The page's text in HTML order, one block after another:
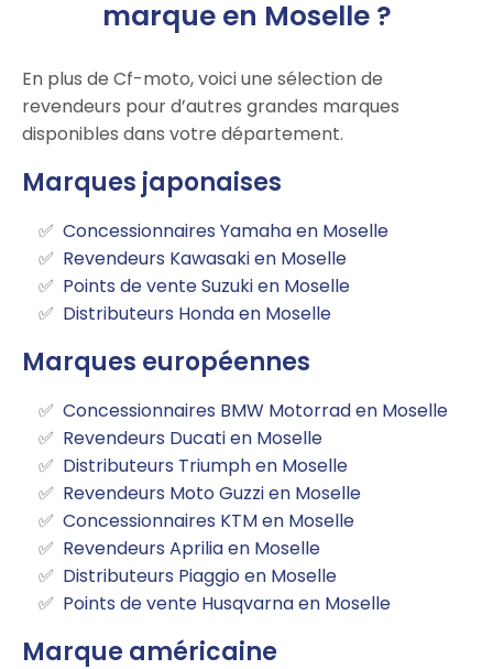
marque en Moselle ?
En plus de Cf-moto, voici une sélection de
revendeurs pour d’autres grandes marques
disponibles dans votre département.
Marques japonaises
Concessionnaires Yamaha en Moselle
Revendeurs Kawasaki en Moselle
Points de vente Suzuki en Moselle
Distributeurs Honda en Moselle
Marques européennes
Concessionnaires BMW Motorrad en Moselle
Revendeurs Ducati en Moselle
Distributeurs Triumph en Moselle
Revendeurs Moto Guzzi en Moselle
Concessionnaires KTM en Moselle
Revendeurs Aprilia en Moselle
Distributeurs Piaggio en Moselle
Points de vente Husqvarna en Moselle
Marque américaine